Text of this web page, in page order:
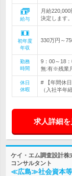
給与
月給
決定します
初年度
年収
330万円～
勤務
時間
9：00～18
無:有※残業
休日
休暇
# 【年間休
（入社半年
求人詳細を
ケイ・エム調査設計株
コンサルタント
≪広島≫社会資本等